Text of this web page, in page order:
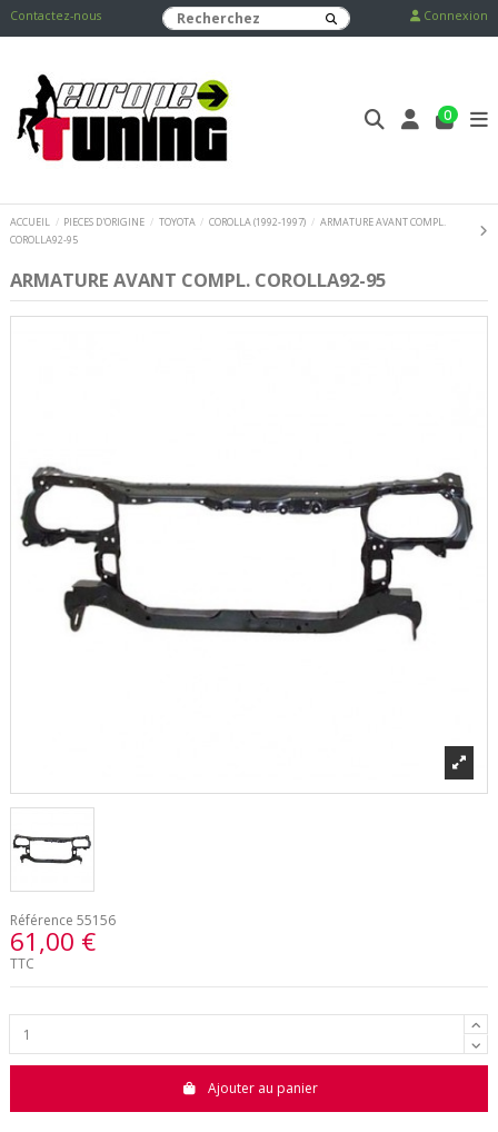
Contactez-nous Connexion
0
ACCUEIL PIECES D'ORIGINE TOYOTA COROLLA (1992-1997)
ARMATURE AVANT COMPL.
COROLLA92-95
ARMATURE AVANT COMPL. COROLLA92-95
Référence 55156
61,00 €
TTC
Ajouter au panier